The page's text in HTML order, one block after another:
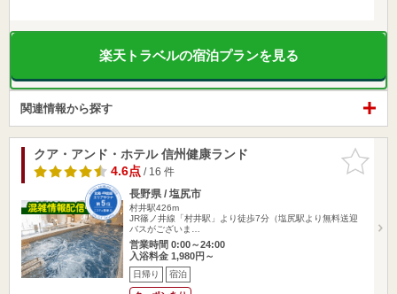
楽天トラベルの宿泊プランを見る
関連情報から探す
お気に入
りに追加
クア・アンド・ホテル 信州健康ランド
4.6点/ 16 件
長野県 / 塩尻市
村井駅426m
JR篠ノ井線「村井駅」より徒歩7分（塩尻駅より無料送迎
バスがございま…
営業時間 0:00～24:00
入浴料金 1,980円～
日帰り 宿泊